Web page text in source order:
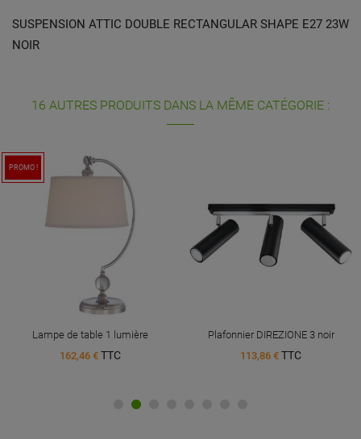
SUSPENSION ATTIC DOUBLE RECTANGULAR SHAPE E27 23W
NOIR
16 AUTRES PRODUITS DANS LA MÊME CATÉGORIE :
PROMO !
Lampe de table 1 lumière
162,46 € TTC
Plafonnier DIREZIONE 3 noir
113,86 € TTC